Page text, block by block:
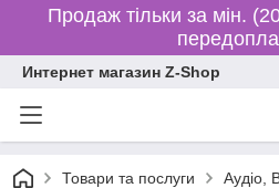
Продаж тільки за мін.
Интернет магазин Z-Shop
Товари та послуги Аудіо,